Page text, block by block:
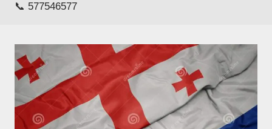
📞 577546577